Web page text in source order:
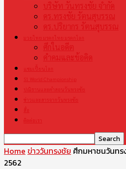
บริษัท วันทรงชัย จำกัด
ดร.ทรงชัย รัตนสุบรรณ
ดร.ปริยากร รัตนสุบรรณ
มวยไทย มรดกไทย มรดกโลก
ศึกในอดีต
คำคมและข้อคิด
แชมเปี้ยนโลก
S1 World Championship
ปณิธานและคำสอนวันทรงชัย
ข่าวและสารจากวันทรงชัย
สื่อ
ติดต่อเรา
Home ข่าววันทรงชัย ศึกมหาชนวันท
2562